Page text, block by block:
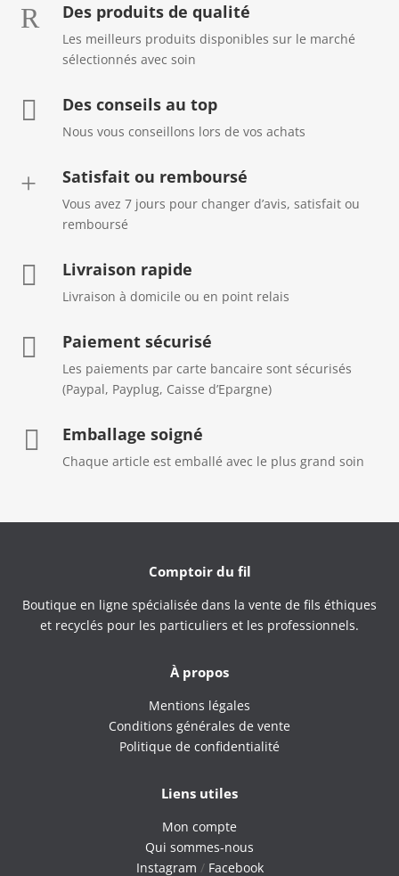
R Des produits de qualité
Les meilleurs produits disponibles sur le marché
sélectionnés avec soin
 Des conseils au top
Nous vous conseillons lors de vos achats
+ Satisfait ou remboursé
Vous avez 7 jours pour changer d’avis, satisfait ou
remboursé
 Livraison rapide
Livraison à domicile ou en point relais
 Paiement sécurisé
Les paiements par carte bancaire sont sécurisés
(Paypal, Payplug, Caisse d’Epargne)
 Emballage soigné
Chaque article est emballé avec le plus grand soin
Comptoir du fil
Boutique en ligne spécialisée dans la vente de fils éthiques
et recyclés pour les particuliers et les professionnels.
À propos
Mentions légales
Conditions générales de vente
Politique de confidentialité
Liens utiles
Mon compte
Qui sommes-nous
Instagram / Facebook